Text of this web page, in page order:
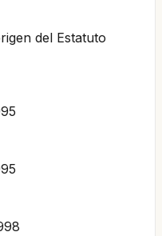
del Estatuto